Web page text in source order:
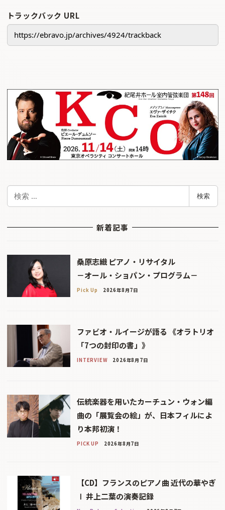
トラックバック URL
検
検索
新着記事
桑原志織 ピアノ・リサイタル
－オール・ショパン・プログラム－
Pick Up 2026年8月7日
ファビオ・ルイージが語る 《オラトリオ
「7つの封印の書」》
INTERVIEW 2026年8月7日
伝統楽器を用いたカーチュン・ウォン編
曲の「展覧会の絵」が、日本フィルによ
り本邦初演！
PICK UP 2026年8月7日
【CD】フランスのピアノ曲 近代の華やぎ
Ⅰ 井上二葉の演奏記録